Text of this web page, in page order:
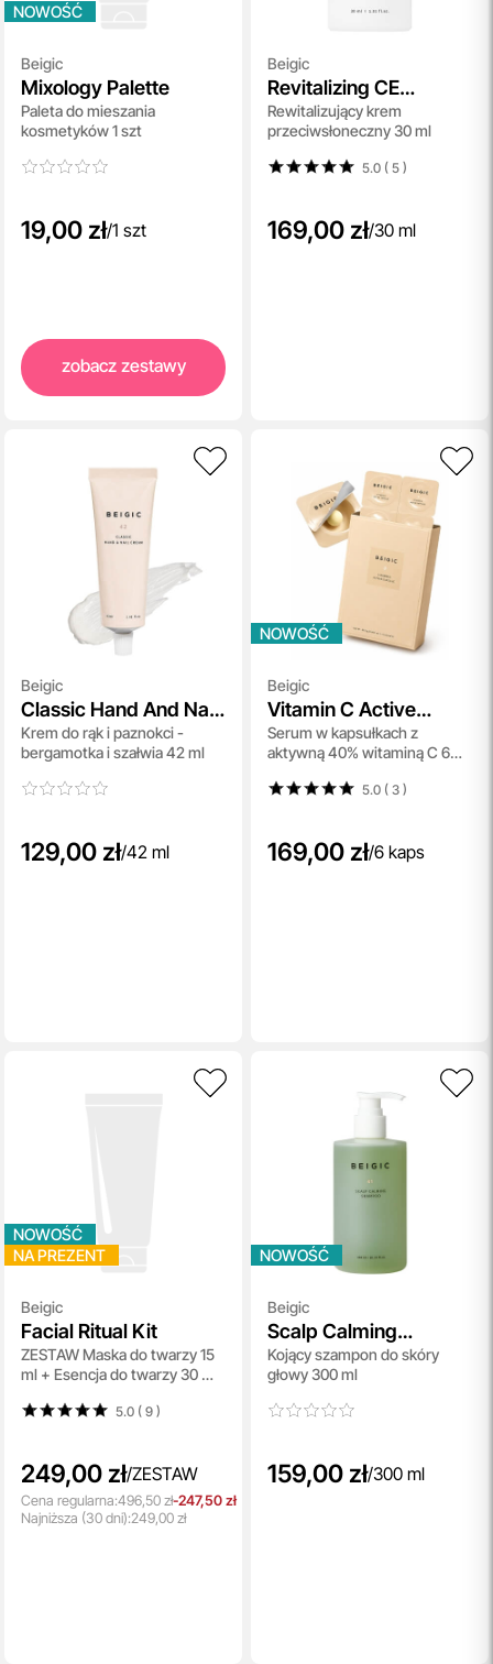
NOWOŚĆ
Beigic
Mixology Palette
Paleta do mieszania
kosmetyków 1 szt
19,00 zł/1 szt
zobacz zestawy
Beigic
Revitalizing CE
Sunscreen SPF 50
PA++++
Rewitalizujący krem ​​
przeciwsłoneczny 30 ml
5.0 ( 5)
169,00 zł/30 ml
Beigic
Classic Hand And Nail
Cream Bergamot And
Sage
Krem do rąk i paznokci -
bergamotka i szałwia 42 ml
129,00 zł/42 ml
NOWOŚĆ
Beigic
Vitamin C Active
Capsule
Serum w kapsułkach z
aktywną 40% witaminą C 6
5.0 ( 3)
169,00 zł/6 kaps
NOWOŚĆ
NA PREZENT
Beigic
Facial Ritual Kit
ZESTAW Maska ​​do twarzy 15
ml + Esencja do twarzy 30 ml
Maska w płacie 1 szt + Żel do
5.0 ( 9)
249,00 zł/ZESTAW
Cena regularna:496,50 zł-247,50 zł
Najniższa (30 dni):249,00 zł
NOWOŚĆ
Beigic
Scalp Calming
Shampoo
Kojący szampon do skóry
głowy 300 ml
159,00 zł/300 ml